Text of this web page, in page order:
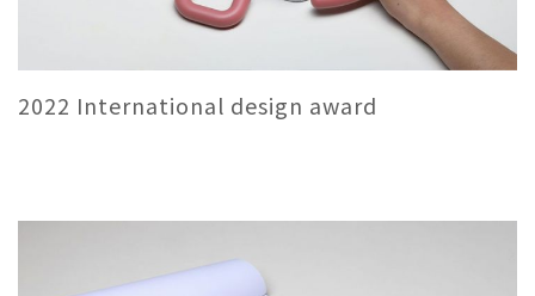
2022 International design award